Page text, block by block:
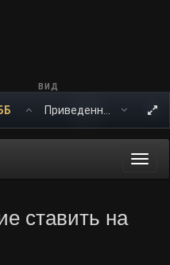
ББ
ВИД
ставить на